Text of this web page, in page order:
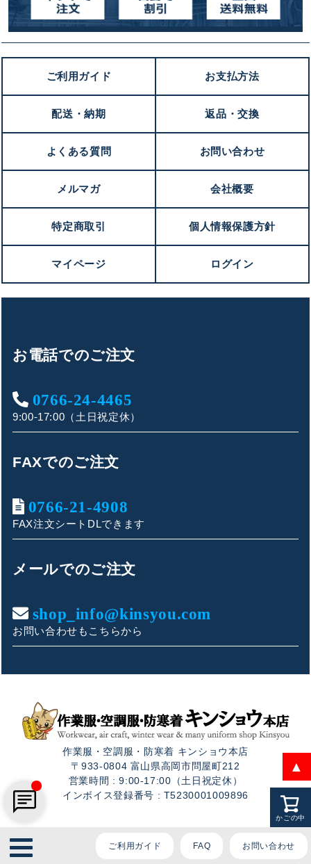
ご利用ガイド FAQ お問い合わせ
キンショウお問い合わせサポート
ご質問内容をお選びください。
🛒 購入後によくあるご質問
❓ その他のご質問
ご利用ガイド お支払方法
配送・納期 返品・交換
よくある質問 お問い合わせ
メルマガ 会社概要
特定商取引 個人情報保護方針
マイページ ログイン
お電話でのご注文
0766-24-4465
9:00-17:00（土日祝定休）
FAXでのご注文
0766-21-4908
FAX注文シートDLできます
メールでのご注文
shop_info@kinsyou.com
お問い合わせもこちらから
作業服・空調服・防寒着 キンショウ本店
〒933-0804 富山県高岡市問屋町212
営業時間 : 9:00-17:00（土日祝定休）
インボイス登録番号 : T5230001009896
Copyright © Kinsyou Co., Ltd. All rights reserved.
▲
かごの中